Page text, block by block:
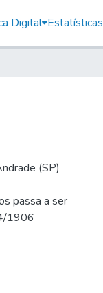
Digital Estatísticas
(SP)
passa a ser
1906